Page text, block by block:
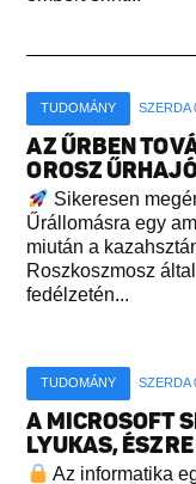
TUDOMÁNY SZERDA
AZ ŰRBEN
OROSZ
Sikeresen
Űrállomásra egy
miután a
Roszkoszmosz
fedélzetén...
TUDOMÁNY SZERDA
A MICROSOFT
LYUKAS,
Az informatika